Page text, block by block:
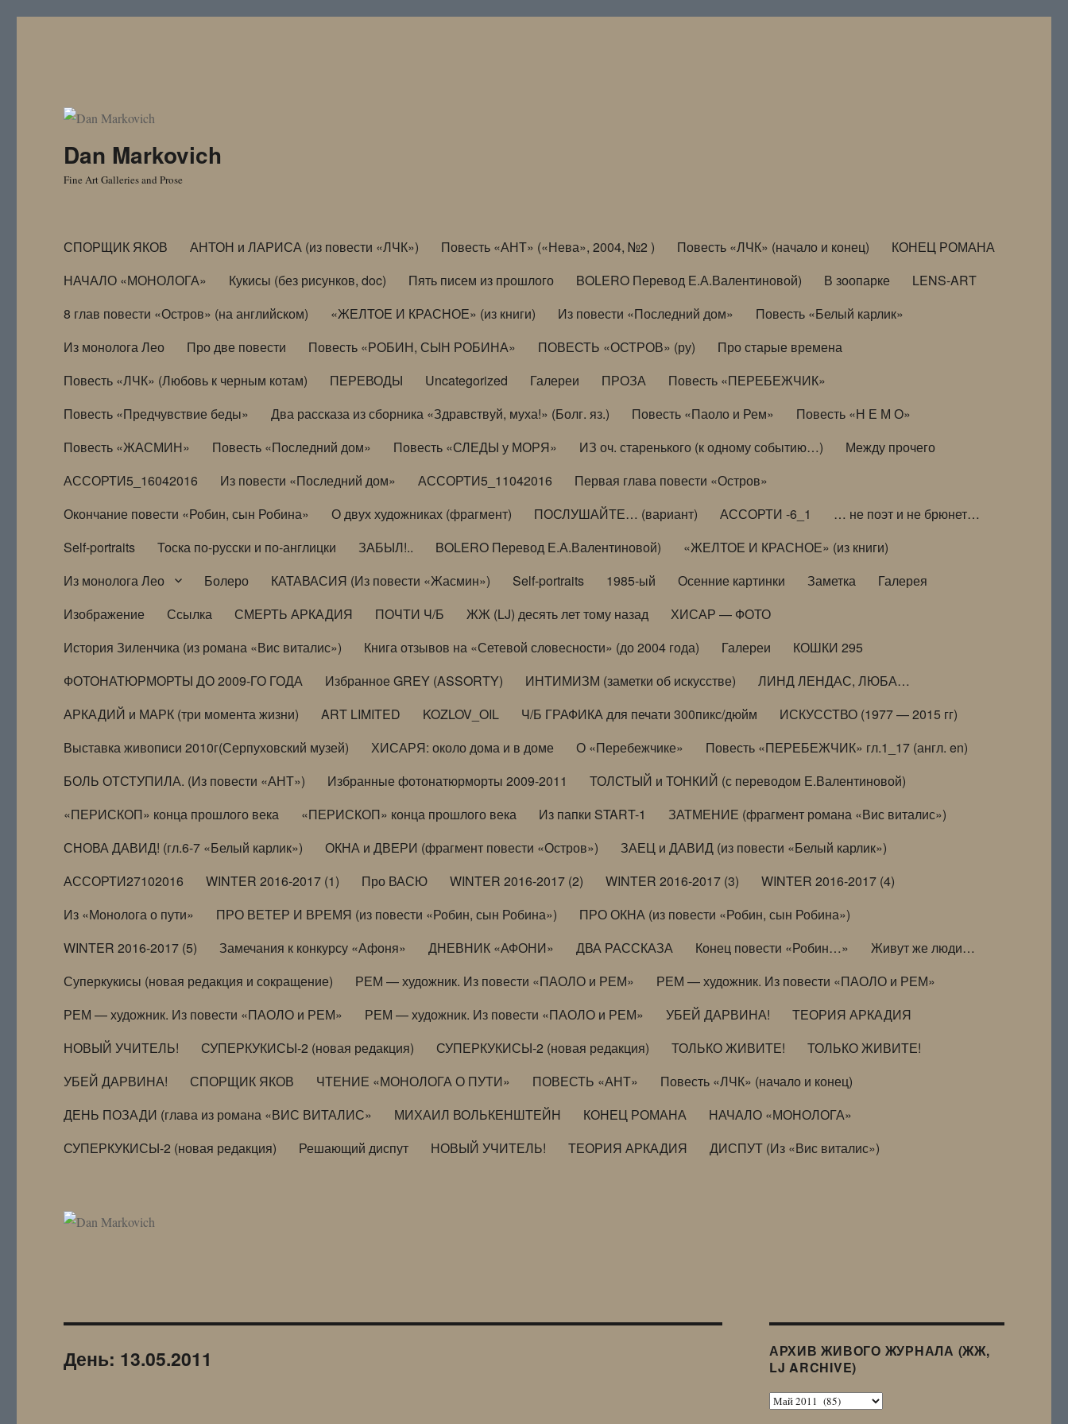
Dan Markovich
Fine Art Galleries and Prose
СПОРЩИК ЯКОВ АНТОН и ЛАРИСА (из повести «ЛЧК») Повесть «АНТ» («Нева», 2004, №2 ) Повесть «ЛЧК» (начало и конец)
КОНЕЦ РОМАНА
НАЧАЛО «МОНОЛОГА»
Кукисы (без рисунков, doc) Пять писем из прошлого BOLERO Перевод Е.А.Валентиновой) В зоопарке
LENS-ART
8 глав повести «Остров» (на английском)
«ЖЕЛТОЕ И КРАСНОЕ» (из книги) Из повести «Последний дом»
Повесть «Белый карлик»
Из монолога Лео
Про две повести Повесть «РОБИН, СЫН РОБИНА» ПОВЕСТЬ «ОСТРОВ» (ру)
Про старые времена
Повесть «ЛЧК» (Любовь к черным котам)
ПЕРЕВОДЫ Uncategorized Галереи ПРОЗА
Повесть «ПЕРЕБЕЖЧИК»
Повесть «Предчувствие беды»
Два рассказа из сборника «Здравствуй, муха!» (Болг. яз.) Повесть «Паоло и Рем»
Повесть «Н Е М О»
Повесть «ЖАСМИН»
Повесть «Последний дом» Повесть «СЛЕДЫ у МОРЯ» ИЗ оч. старенького (к одному событию…)
Между прочего
АССОРТИ5_16042016
Из повести «Последний дом» АССОРТИ5_11042016
Первая глава повести «Остров»
Окончание повести «Робин, сын Робина»
О двух художниках (фрагмент) ПОСЛУШАЙТЕ… (вариант) АССОРТИ -6_1
… не поэт и не брюнет…
Self-portraits
Тоска по-русски и по-англицки ЗАБЫЛ!.. BOLERO Перевод Е.А.Валентиновой)
«ЖЕЛТОЕ И КРАСНОЕ» (из книги)
Из монолога Лео
Болеро КАТАВАСИЯ (Из повести «Жасмин») Self-portraits 1985-ый Осенние картинки Заметка
Галерея
Изображение
Ссылка СМЕРТЬ АРКАДИЯ ПОЧТИ Ч/Б ЖЖ (LJ) десять лет тому назад
ХИСАР — ФОТО
История Зиленчика (из романа «Вис виталис»)
Книга отзывов на «Сетевой словесности» (до 2004 года) Галереи
КОШКИ 295
ФОТОНАТЮРМОРТЫ ДО 2009-ГО ГОДА
Избранное GREY (ASSORTY) ИНТИМИЗМ (заметки об искусстве)
ЛИНД ЛЕНДАС, ЛЮБА…
АРКАДИЙ и МАРК (три момента жизни)
ART LIMITED KOZLOV_OIL Ч/Б ГРАФИКА для печати 300пикс/дюйм
ИСКУССТВО (1977 — 2015 гг)
Выставка живописи 2010г(Серпуховский музей)
ХИСАРЯ: около дома и в доме О «Перебежчике»
Повесть «ПЕРЕБЕЖЧИК» гл.1_17 (англ. en)
БОЛЬ ОТСТУПИЛА. (Из повести «АНТ»)
Избранные фотонатюрморты 2009-2011
ТОЛСТЫЙ и ТОНКИЙ (с переводом Е.Валентиновой)
«ПЕРИСКОП» конца прошлого века
«ПЕРИСКОП» конца прошлого века Из папки START-1
ЗАТМЕНИЕ (фрагмент романа «Вис виталис»)
СНОВА ДАВИД! (гл.6-7 «Белый карлик»)
ОКНА и ДВЕРИ (фрагмент повести «Остров»)
ЗАЕЦ и ДАВИД (из повести «Белый карлик»)
АССОРТИ27102016
WINTER 2016-2017 (1) Про ВАСЮ WINTER 2016-2017 (2) WINTER 2016-2017 (3)
WINTER 2016-2017 (4)
Из «Монолога о пути»
ПРО ВЕТЕР И ВРЕМЯ (из повести «Робин, сын Робина»)
ПРО ОКНА (из повести «Робин, сын Робина»)
WINTER 2016-2017 (5)
Замечания к конкурсу «Афоня» ДНЕВНИК «АФОНИ» ДВА РАССКАЗА Конец повести «Робин…»
Живут же люди…
Суперкукисы (новая редакция и сокращение)
РЕМ — художник. Из повести «ПАОЛО и РЕМ»
РЕМ — художник. Из повести «ПАОЛО и РЕМ»
РЕМ — художник. Из повести «ПАОЛО и РЕМ»
РЕМ — художник. Из повести «ПАОЛО и РЕМ» УБЕЙ ДАРВИНА!
ТЕОРИЯ АРКАДИЯ
НОВЫЙ УЧИТЕЛЬ!
СУПЕРКУКИСЫ-2 (новая редакция) СУПЕРКУКИСЫ-2 (новая редакция) ТОЛЬКО ЖИВИТЕ!
ТОЛЬКО ЖИВИТЕ!
УБЕЙ ДАРВИНА!
СПОРЩИК ЯКОВ ЧТЕНИЕ «МОНОЛОГА О ПУТИ» ПОВЕСТЬ «АНТ»
Повесть «ЛЧК» (начало и конец)
ДЕНЬ ПОЗАДИ (глава из романа «ВИС ВИТАЛИС»
МИХАИЛ ВОЛЬКЕНШТЕЙН КОНЕЦ РОМАНА
НАЧАЛО «МОНОЛОГА»
СУПЕРКУКИСЫ-2 (новая редакция)
Решающий диспут НОВЫЙ УЧИТЕЛЬ! ТЕОРИЯ АРКАДИЯ ДИСПУТ (Из «Вис виталис»)
День: 13.05.2011
АРХИВ ЖИВОГО ЖУРНАЛА (ЖЖ,
LJ ARCHIVE)
Архив